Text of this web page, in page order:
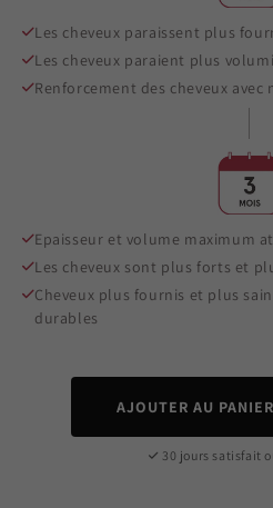
Les cheveux paraissent plus
Les cheveux paraient plus
Renforcement des cheveux avec
Epaisseur et volume maximum
Les cheveux sont plus forts et
Cheveux plus fournis et plus
durables
AJOUTER AU
30 jours satisfait